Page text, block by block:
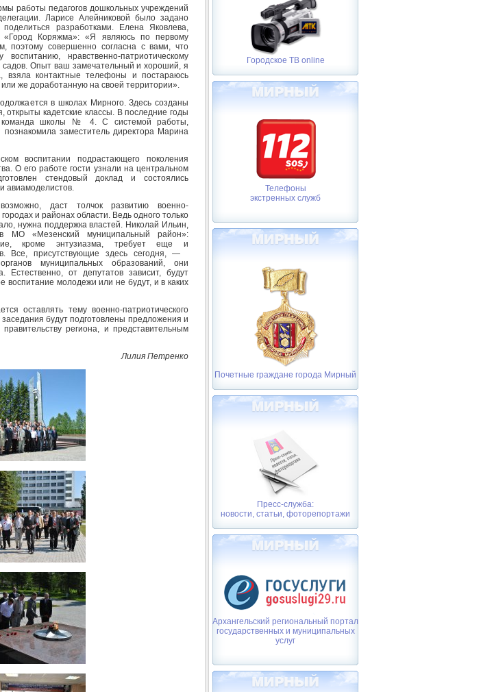
работы педагогов дошкольных учреждений
Ларисе Алейниковой было задано
разработками. Елена Яковлева,
Коряжма»: «Я являюсь по первому
поэтому совершенно согласна с вами, что
нравственно-патриотическому
садов. Опыт ваш замечательный и хороший, я
взяла контактные телефоны и постараюсь
же доработанную на своей территории».
в школах Мирного. Здесь созданы
открыты кадетские классы. В последние годы
команда школы № 4. С системой работы,
заместитель директора Марина
воспитании подрастающего поколения
О его работе гости узнали на центральном
стендовый доклад и состоялись
авиамоделистов.
даст толчок развитию военно-
и районах области. Ведь одного только
нужна поддержка властей. Николай Ильин,
МО «Мезенский муниципальный район»:
кроме энтузиазма, требует еще и
Все, присутствующие здесь сегодня, —
муниципальных образований, они
Естественно, от депутатов зависит, будут
воспитание молодежи или не будут, и в каких
оставлять тему военно-патриотического
будут подготовлены предложения и
региона, и представительным
Лилия Петренко
Городское ТВ online
Телефоны
экстренных служб
Почетные граждане города Мирный
Пресс-служба:
новости, статьи, фоторепортажи
Архангельский региональный портал
государственных и муниципальных
услуг